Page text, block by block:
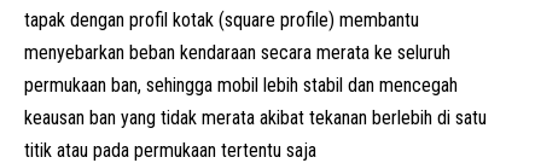
tapak dengan profil kotak (square profile) membantu
menyebarkan beban kendaraan secara merata ke seluruh
permukaan ban, sehingga mobil lebih stabil dan mencegah
keausan ban yang tidak merata akibat tekanan berlebih di satu
titik atau pada permukaan tertentu saja